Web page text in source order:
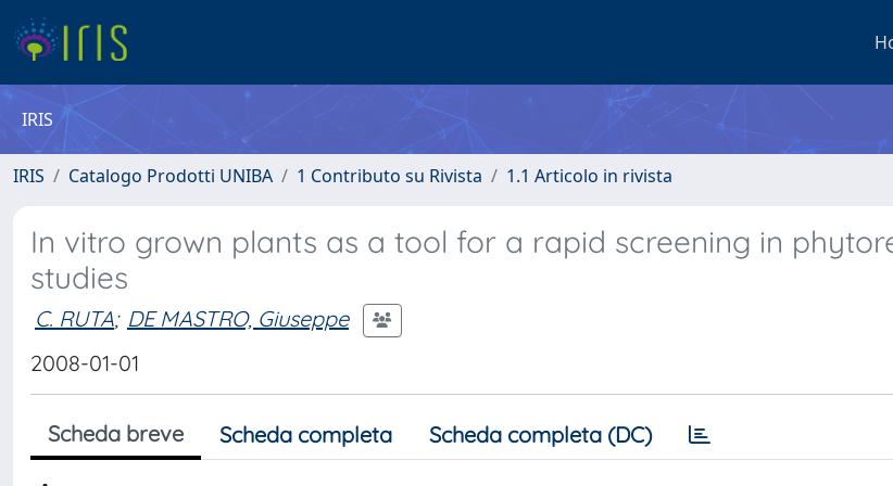
IRIS
IRIS Catalogo Prodotti UNIBA 1 Contributo su Rivista 1.1 Articolo in rivista
In vitro grown plants as a tool for a rapid screening in
studies
C. RUTA; DE MASTRO, Giuseppe
2008-01-01
Scheda breve Scheda completa Scheda completa (DC)